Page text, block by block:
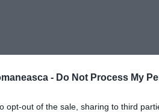
- Do Not Process My
opt-out of the sale, sharing to third